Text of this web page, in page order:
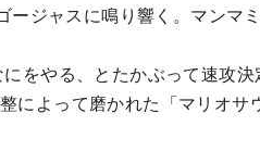
ジャスに鳴り響く。マンマ
をやる、とたかぶって速攻決
によって磨かれた「マリオサ